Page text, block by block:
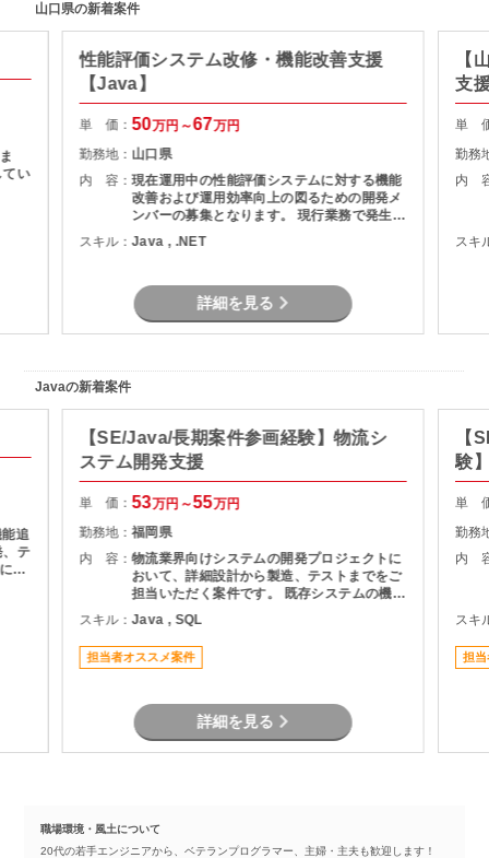
山口県の新着案件
性能評価システム改修・機能改善支援
【Java】
単 価：50万円～67万円
勤務地： 山口県
内 容：現在運用中の性能評価システムに対する機能
改善および運用効率向上の図るための開発メ
ンバーの募集となります。 現行業務で発生し
ている課題を整理し、機能追加を実現しま
す。
スキル：Java , .NET
詳細を見る
【
支
単
勤務
内
スキ
Javaの新着案件
追
、テ
し
【SE/Java/長期案件参画経験】物流シ
ステム開発支援
単 価：53万円～55万円
勤務地：福岡県
内 容：物流業界向けシステムの開発プロジェクトに
おいて、詳細設計から製造、テストまでをご
担当いただく案件です。 既存システムの機能
追加や改修を中心に対応いただき、長期的に
プロジェクトへ参画できる環境となっていま
す。 物流システムの経験がなくても、Java
による業務系開発経験を活かして参画可能で
スキル：Java , SQL
担当者オススメ案件
詳細を見る
【
験
援
単
勤務
内
スキ
担当
職場環境・風土について
20代の若手エンジニアから、ベテランプログラマー、主婦・主夫も歓迎します！